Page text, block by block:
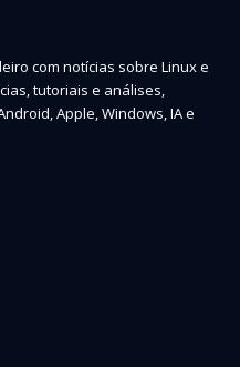
com notícias sobre Linux e
tutoriais e análises,
Apple, Windows, IA e